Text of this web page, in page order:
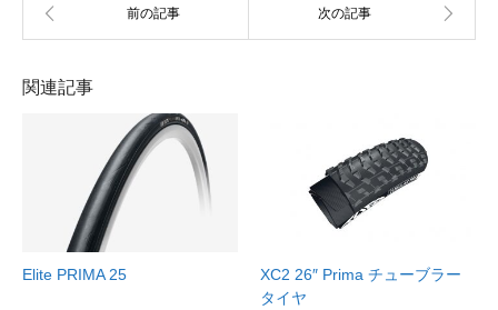
関連記事
Elite PRIMA 25
XC2 26″ Prima チューブラー
タイヤ